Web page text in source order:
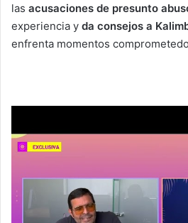
las acusaciones de presunto
experiencia y da consejos a
enfrenta momentos